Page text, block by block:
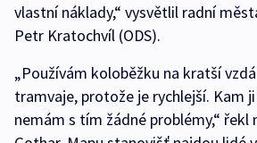
vlastní náklady,“ vysvětlil radní
Petr Kratochvíl (ODS).
„Používám koloběžku na kratší
tramvaje, protože je rychlejší. Kam
nemám s tím žádné problémy,“ řekl